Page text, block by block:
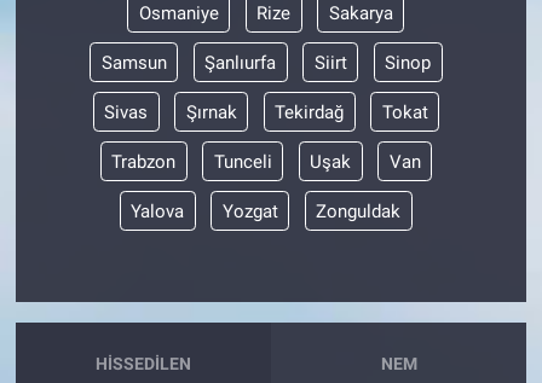
Osmaniye Rize Sakarya
Samsun Şanlıurfa Siirt Sinop
Sivas Şırnak Tekirdağ Tokat
Trabzon Tunceli Uşak Van
Yalova Yozgat Zonguldak
HISSEDILEN NEM